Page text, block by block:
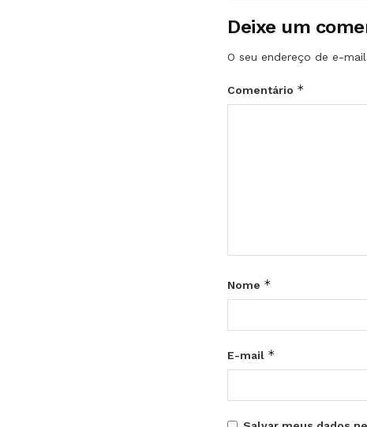
Deixe um
O seu endereço de e-
Comentário *
Nome *
E-mail *